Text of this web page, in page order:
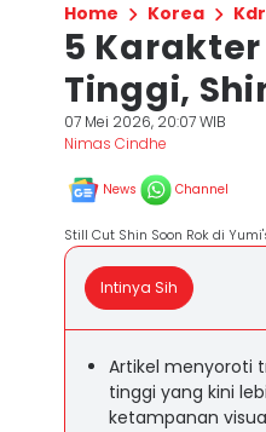
Home Korea
5 Karakter
Tinggi,
07 Mei 2026, 20:07 WIB
Nimas Cindhe
News Channel
Still Cut Shin Soon Rok di
Intinya Sih
Artikel menyoroti
tinggi yang kini
ketampanan